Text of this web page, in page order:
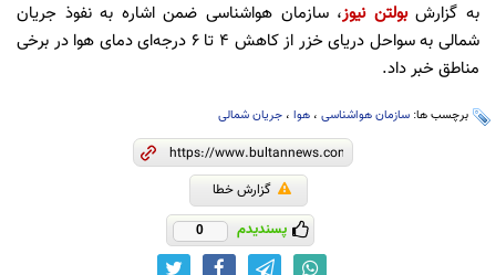
به گزارشبولتن نیوز، سازمان هواشناسی ضمن اشاره به نفوذ جریان
شمالی به سواحل دریای خزر از کاهش ۴ تا ۶ درجه‌ای دمای هوا در برخی
مناطق خبر داد.
برچسب ها: سازمان هواشناسی ، هوا ، جریان شمالی
گزارش خطا
پسندیدم 0